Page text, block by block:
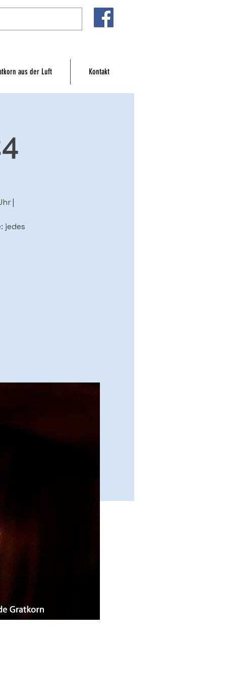
aus der Luft Kontakt
|
jedes